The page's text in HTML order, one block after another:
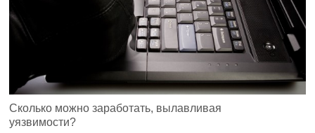
Сколько можно заработать, вылавливая
уязвимости?